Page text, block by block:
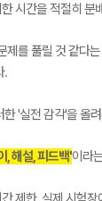
시간을 적절히 분
제를 풀릴 것 같다
.
한 '실전 감각'을 올
, 해설, 피드백'이라